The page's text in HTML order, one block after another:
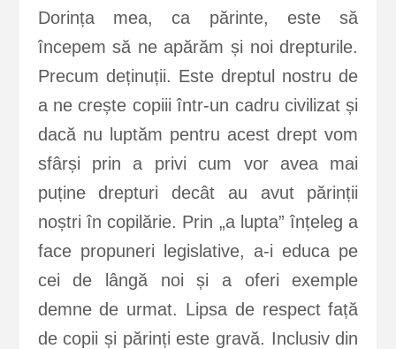
Dorința mea, ca părinte, este să
începem să ne apărăm și noi drepturile.
Precum deținuții. Este dreptul nostru de
a ne crește copiii într-un cadru civilizat și
dacă nu luptăm pentru acest drept vom
sfârși prin a privi cum vor avea mai
puține drepturi decât au avut părinții
noștri în copilărie. Prin „a lupta” înțeleg a
face propuneri legislative, a-i educa pe
cei de lângă noi și a oferi exemple
demne de urmat. Lipsa de respect față
de copii și părinți este gravă. Inclusiv din